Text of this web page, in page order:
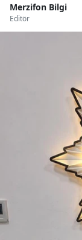
Merzifon Bilgi
Editör